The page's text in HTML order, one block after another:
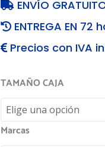
ENVÍO
ENTREGA EN 72
Precios con IVA
TAMAÑO CAJA
Marcas